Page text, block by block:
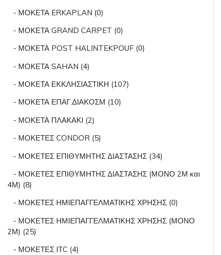
- ΜΟΚΕΤΑ ERKAPLAN (0)
- ΜΟΚΕΤΑ GRAND CARPET (0)
- ΜΟΚΕΤΑ POST HALINTEKPOUF (0)
- ΜΟΚΕΤΑ SAHAN (4)
- ΜΟΚΕΤΑ ΕΚΚΛΗΣΙΑΣΤΙΚΗ (107)
- ΜΟΚΕΤΑ ΕΠΑΓ.ΔΙΑΚΟΣΜ (10)
- ΜΟΚΕΤΑ ΠΛΑΚΑΚΙ (2)
- ΜΟΚΕΤΕΣ CONDOR (5)
- ΜΟΚΕΤΕΣ ΕΠΙΘΥΜΗΤΗΣ ΔΙΑΣΤΑΣΗΣ (34)
- ΜΟΚΕΤΕΣ ΕΠΙΘΥΜΗΤΗΣ ΔΙΑΣΤΑΣΗΣ (ΜΟΝΟ 2Μ και
4Μ) (8)
- ΜΟΚΕΤΕΣ ΗΜΙΕΠΑΓΓΕΛΜΑΤΙΚΗΣ ΧΡΗΣΗΣ (0)
- ΜΟΚΕΤΕΣ ΗΜΙΕΠΑΓΓΕΛΜΑΤΙΚΗΣ ΧΡΗΣΗΣ (ΜΟΝΟ
2Μ) (25)
- ΜΟΚΕΤΕΣ ΙΤC (4)